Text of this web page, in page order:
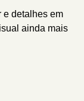
e detalhes em
ainda mais